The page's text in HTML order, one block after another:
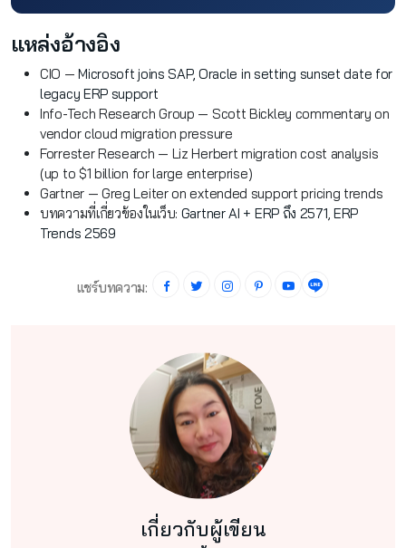
แหล่งอ้างอิง
CIO —Microsoft joins SAP, Oracle in setting sunset date for
legacy ERP support
Info-Tech Research Group — Scott Bickley commentary on
vendor cloud migration pressure
Forrester Research — Liz Herbert migration cost analysis
(up to $1 billion for large enterprise)
Gartner — Greg Leiter on extended support pricing trends
บทความที่เกี่ยวข้องในเว็บ: Gartner AI + ERP ถึง 2571, ERP
Trends 2569
แชร์บทความ:
เกี่ยวกับผู้เขียน